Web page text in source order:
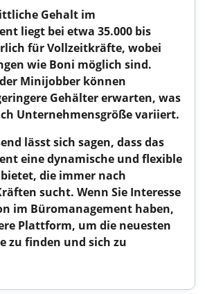
Gehalt im
liegt bei etwa 35.000 bis
für Vollzeitkräfte, wobei
wie Boni möglich sind.
Minijobber können
Gehälter erwarten, was
Unternehmensgröße variiert.
lässt sich sagen, dass das
eine dynamische und flexible
die immer nach
sucht. Wenn Sie Interesse
im Büromanagement haben,
Plattform, um die neuesten
zu finden und sich zu